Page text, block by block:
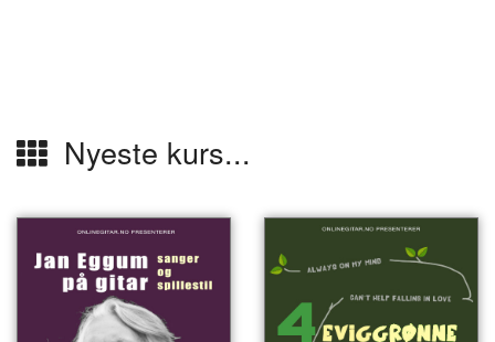
Nyeste kurs...